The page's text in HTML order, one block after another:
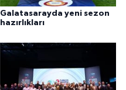
Galatasarayda yeni sezon
hazırlıkları